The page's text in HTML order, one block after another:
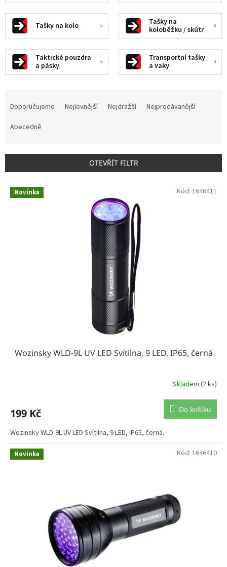
Tašky na kolo
Tašky na
koloběžku / skútr
Taktické pouzdra
a pásky
Transportní tašky
a vaky
r
o
d
Doporučujeme Nejlevnější Nejdražší
Nejprodávanější
Abecedně
OTEVŘÍT FILTR
V Novinka
Wozinsky WLD-9L UV LED Svítilna, 9 LED, IP65, černá
Skladem (2 ks)
199 Kč Do košíku
Wozinsky WLD-9L UV LED Svítilna, 9 LED, IP65, černá.
Kód: 1646411
Novinka Kód: 1646410